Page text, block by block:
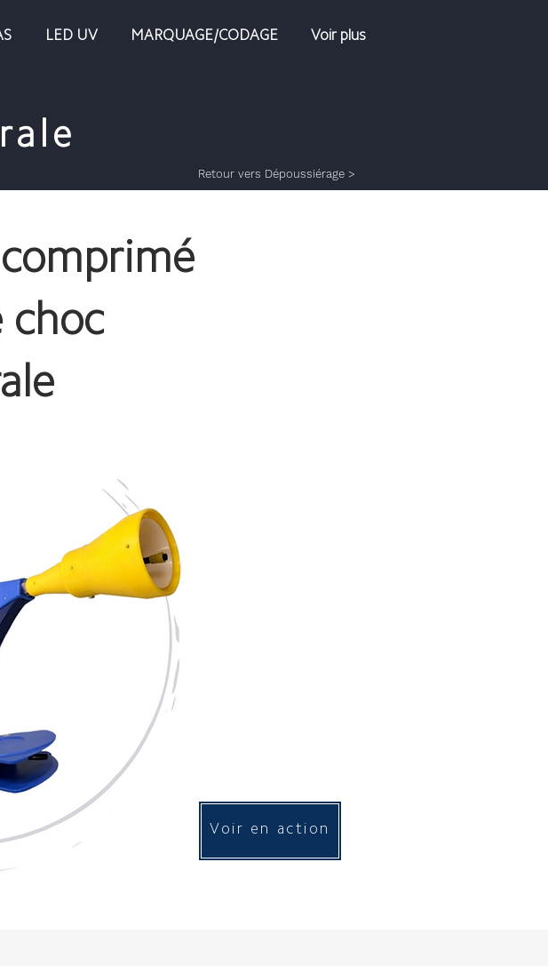
LED UV MARQUAGE/CODAGE Voir plus
Retour vers Dépoussiérage >
choc
Voir en action